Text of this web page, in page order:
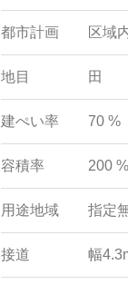
都市計画 区域
地目 田
建ぺい率 70 %
容積率 200 %
用途地域 指定
接道 幅